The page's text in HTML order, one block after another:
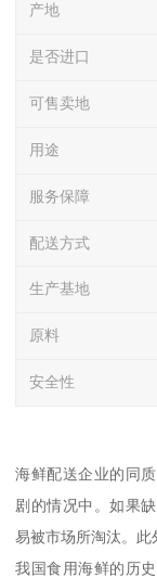
产地
是否进口
可售卖地
用途
服务保障
配送方式
生产基地
原料
安全性
海鲜配送企业的同
剧的情况中。如果
易被市场所淘汰。此
我国食用海鲜的历